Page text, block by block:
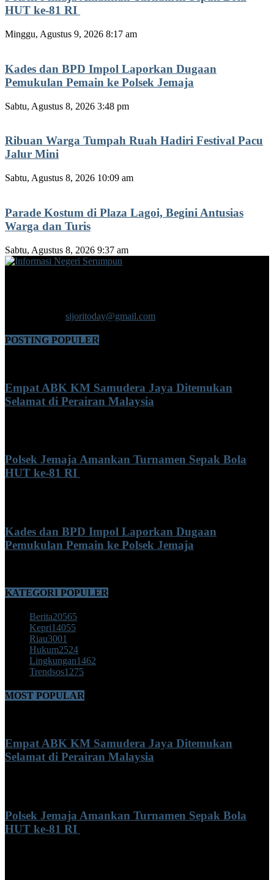
HUT ke-81 RI ‎
Minggu, Agustus 9, 2026 8:17 am
Kades dan BPD Impol Laporkan Dugaan
Pemukulan Pemain ke Polsek Jemaja
Sabtu, Agustus 8, 2026 3:48 pm
Ribuan Warga Tumpah Ruah Hadiri Festival Pacu
Jalur Mini
Sabtu, Agustus 8, 2026 10:09 am
Parade Kostum di Plaza Lagoi, Begini Antusias
Warga dan Turis
Sabtu, Agustus 8, 2026 9:37 am
sijoritoday@gmail.com
POSTING POPULER
Empat ABK KM Samudera Jaya Ditemukan
Selamat di Perairan Malaysia
Polsek Jemaja Amankan Turnamen Sepak Bola
HUT ke-81 RI ‎
Kades dan BPD Impol Laporkan Dugaan
Pemukulan Pemain ke Polsek Jemaja
KATEGORI POPULER
Berita20565
Kepri14055
Riau3001
Hukum2524
Lingkungan1462
Trendsos1275
MOST POPULAR
Empat ABK KM Samudera Jaya Ditemukan
Selamat di Perairan Malaysia
Polsek Jemaja Amankan Turnamen Sepak Bola
HUT ke-81 RI ‎